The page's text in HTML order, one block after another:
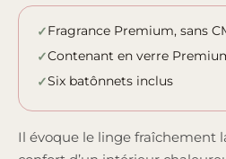
Fragrance Premium, sans
Contenant en verre
Six batônnets inclus
Il évoque le linge fraîchement